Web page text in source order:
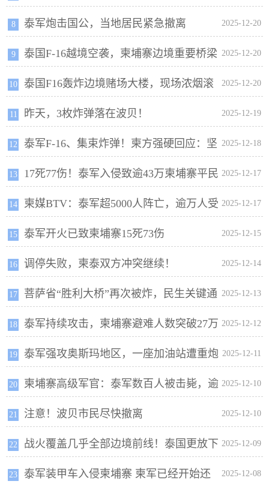
寨19死 79伤 2025-12-20
8 泰军炮击国公，当地居民紧急撤离
2025-12-20
9 泰国F-16越境空袭，柬埔寨边境重要桥梁
遭炸毁 2025-12-20
10 泰国F16轰炸边境赌场大楼，现场浓烟滚
滚 2025-12-19
11 昨天，3枚炸弹落在波贝！
2025-12-18
12 泰军F-16、集束炸弹！柬方强硬回应：坚
决捍卫国家主权 2025-12-17
13 17死77伤！泰军入侵致逾43万柬埔寨平民
流离失所 2025-12-17
14 柬媒BTV：泰军超5000人阵亡，逾万人受
伤 2025-12-15
15 泰军开火已致柬埔寨15死73伤
2025-12-14
16 调停失败，柬泰双方冲突继续！
2025-12-13
17 菩萨省“胜利大桥”再次被炸，民生关键通
道受损 2025-12-12
18 泰军持续攻击，柬埔寨避难人数突破27万
2025-12-11
19 泰军强攻奥斯玛地区，一座加油站遭重炮
击中 2025-12-10
20 柬埔寨高级军官：泰军数百人被击毙，逾
千人受伤 2025-12-10
21 注意！波贝市民尽快撤离
2025-12-09
22 战火覆盖几乎全部边境前线！泰国更放下
狠话！洪森下令：柬军全面反击！ 2025-12-08
23 泰军装甲车入侵柬埔寨 柬军已经开始还